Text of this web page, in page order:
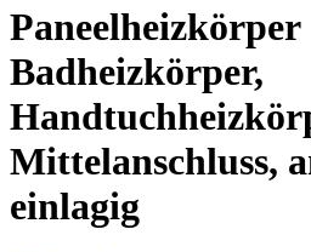
Paneelheizkörper
Badheizkörper,
Mittelanschluss,
einlagig